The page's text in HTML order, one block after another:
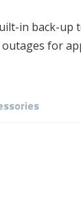
in back-up
for